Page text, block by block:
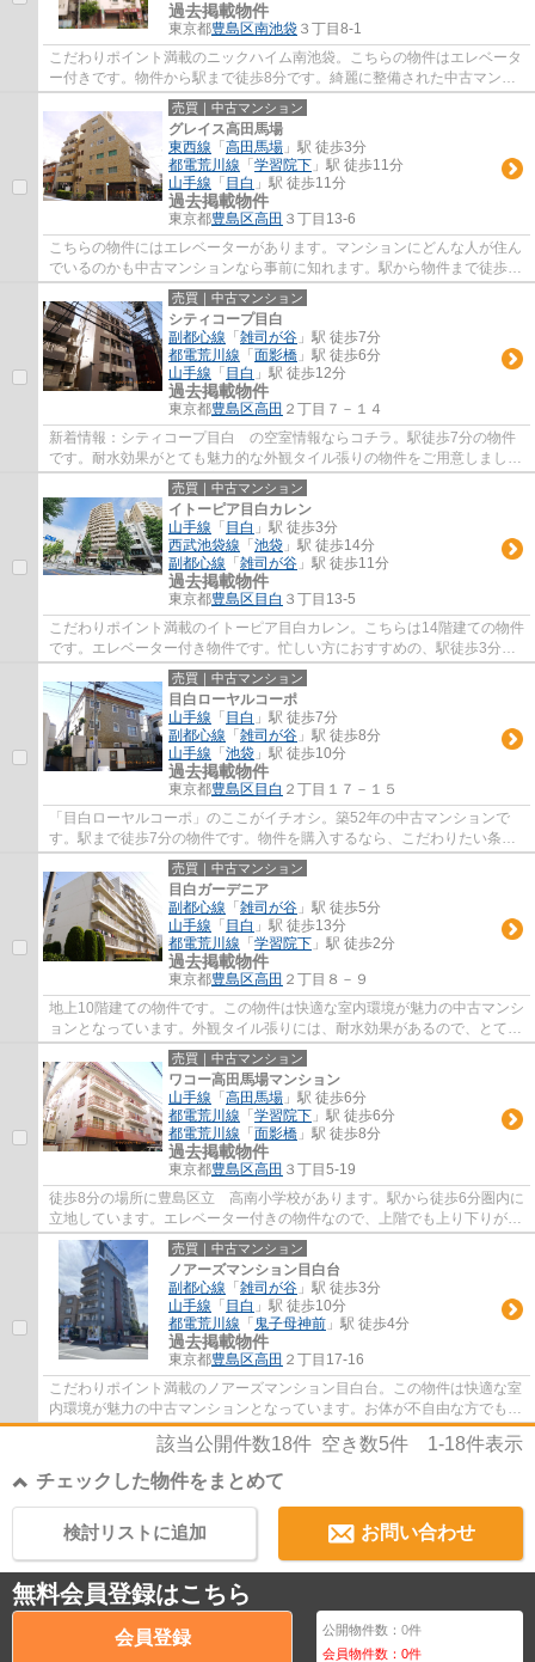
過去掲載物件
東京都豊島区南池袋 ３丁目8-1
こだわりポイント満載のニックハイム南池袋。こちらの物件はエレベータ
ー付きです。物件から駅まで徒歩8分です。綺麗に整備された中古マンシ
ョンで清潔感を感じます。h-h@yuwa.tokyoか...
売買｜中古マンション
グレイス高田馬場
東西線 「 高田馬場 」駅 徒歩3分
都電荒川線 「 学習院下 」駅 徒歩11分
山手線 「 目白 」駅 徒歩11分
過去掲載物件
東京都豊島区高田 ３丁目13-6
こちらの物件にはエレベーターがあります。マンションにどんな人が住ん
でいるのかも中古マンションなら事前に知れます。駅から物件まで徒歩3
分です。当社オススメの不動産情報をお求め...
売買｜中古マンション
シティコープ目白
副都心線 「 雑司が谷 」駅 徒歩7分
都電荒川線 「 面影橋 」駅 徒歩6分
山手線 「 目白 」駅 徒歩12分
過去掲載物件
東京都豊島区高田 ２丁目７－１４
新着情報：シティコープ目白 の空室情報ならコチラ。駅徒歩7分の物件
です。耐水効果がとても魅力的な外観タイル張りの物件をご用意しまし
た。中古でありながら、室内もきれいな一押し...
売買｜中古マンション
イトーピア目白カレン
山手線 「 目白 」駅 徒歩3分
西武池袋線 「 池袋 」駅 徒歩14分
副都心線 「 雑司が谷 」駅 徒歩11分
過去掲載物件
東京都豊島区 目白 ３丁目13-5
こだわりポイント満載のイトーピア目白カレン。こちらは14階建ての物件
です。エレベーター付き物件です。忙しい方におすすめの、駅徒歩3分の
物件です。豊島区で優和オススメの不動産を...
売買｜中古マンション
目白ローヤルコーポ
山手線 「 目白 」駅 徒歩7分
副都心線 「 雑司が谷 」駅 徒歩8分
山手線 「 池袋 」駅 徒歩10分
過去掲載物件
東京都豊島区 目白 ２丁目１７－１５
「目白ローヤルコーポ」のここがイチオシ。築52年の中古マンションで
す。駅まで徒歩7分の物件です。物件を購入するなら、こだわりたい条件
というのは誰にでもあります。そのこだわりに...
売買｜中古マンション
目白ガーデニア
副都心線 「 雑司が谷 」駅 徒歩5分
山手線 「 目白 」駅 徒歩13分
都電荒川線 「 学習院下 」駅 徒歩2分
過去掲載物件
東京都豊島区高田 ２丁目８－９
地上10階建ての物件です。この物件は快適な室内環境が魅力の中古マンシ
ョンとなっています。外観タイル張りには、耐水効果があるので、とても
魅力的です。こだわりの条件として選ばれ...
売買｜中古マンション
ワコー高田馬場マンション
山手線 「 高田馬場 」駅 徒歩6分
都電荒川線 「 学習院下 」駅 徒歩6分
都電荒川線 「 面影橋 」駅 徒歩8分
過去掲載物件
東京都豊島区高田 ３丁目5-19
徒歩8分の場所に豊島区立 高南小学校があります。駅から徒歩6分圏内に
立地しています。エレベーター付きの物件なので、上階でも上り下りが楽
です。この物件は快適な室内環境が魅力の...
売買｜中古マンション
ノアーズマンション目白台
副都心線 「 雑司が谷 」駅 徒歩3分
山手線 「 目白 」駅 徒歩10分
都電荒川線 「 鬼子母神前 」駅 徒歩4分
過去掲載物件
東京都豊島区高田 ２丁目17-16
こだわりポイント満載のノアーズマンション目白台。この物件は快適な室
内環境が魅力の中古マンションとなっています。お体が不自由な方でも、
エレベーター付きの物件なので昇り降りが...
該当公開件数18件 空き数5件 1-18件表示
チェックした物件をまとめて
お問い合わせ
検討リストに追加
無料会員登録はこちら
会員登録 公開物件数：0件
会員物件数：0件